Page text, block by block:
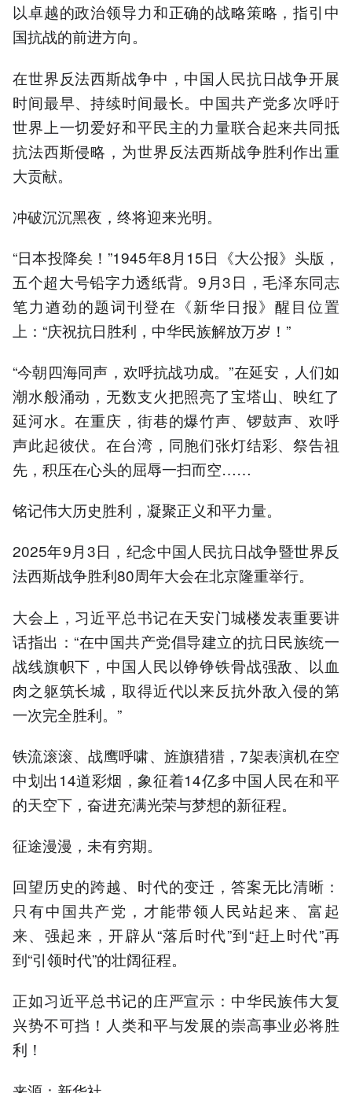
以卓越的政治领导力和正确的战略策略，指引中
国抗战的前进方向。
在世界反法西斯战争中，中国人民抗日战争开展
时间最早、持续时间最长。中国共产党多次呼吁
世界上一切爱好和平民主的力量联合起来共同抵
抗法西斯侵略，为世界反法西斯战争胜利作出重
大贡献。
冲破沉沉黑夜，终将迎来光明。
“日本投降矣！”1945年8月15日《大公报》头版，
五个超大号铅字力透纸背。9月3日，毛泽东同志
笔力遒劲的题词刊登在《新华日报》醒目位置
上：“庆祝抗日胜利，中华民族解放万岁！”
“今朝四海同声，欢呼抗战功成。”在延安，人们如
潮水般涌动，无数支火把照亮了宝塔山、映红了
延河水。在重庆，街巷的爆竹声、锣鼓声、欢呼
声此起彼伏。在台湾，同胞们张灯结彩、祭告祖
先，积压在心头的屈辱一扫而空……
铭记伟大历史胜利，凝聚正义和平力量。
2025年9月3日，纪念中国人民抗日战争暨世界反
法西斯战争胜利80周年大会在北京隆重举行。
大会上，习近平总书记在天安门城楼发表重要讲
话指出：“在中国共产党倡导建立的抗日民族统一
战线旗帜下，中国人民以铮铮铁骨战强敌、以血
肉之躯筑长城，取得近代以来反抗外敌入侵的第
一次完全胜利。”
铁流滚滚、战鹰呼啸、旌旗猎猎，7架表演机在空
中划出14道彩烟，象征着14亿多中国人民在和平
的天空下，奋进充满光荣与梦想的新征程。
征途漫漫，未有穷期。
回望历史的跨越、时代的变迁，答案无比清晰：
只有中国共产党，才能带领人民站起来、富起
来、强起来，开辟从“落后时代”到“赶上时代”再
到“引领时代”的壮阔征程。
正如习近平总书记的庄严宣示：中华民族伟大复
兴势不可挡！人类和平与发展的崇高事业必将胜
利！